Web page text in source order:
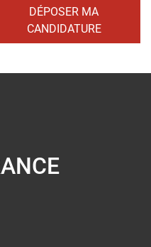
DÉPOSER MA
CANDIDATURE